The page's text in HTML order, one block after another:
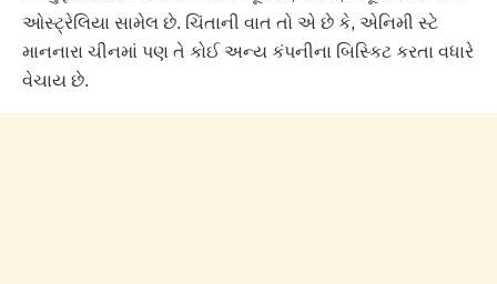
ઓસ્ટ્રેલિયા સામેલ છે. ચિંતાની વાત તો એ છે કે, એનિમી સ્ટે
માનનારા ચીનમાં પણ તે કોઈ અન્ય કંપનીના બિસ્કિટ કરતા વધારે
વેચાય છે.